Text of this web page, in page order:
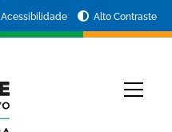
Acessibilidade Alto Contraste